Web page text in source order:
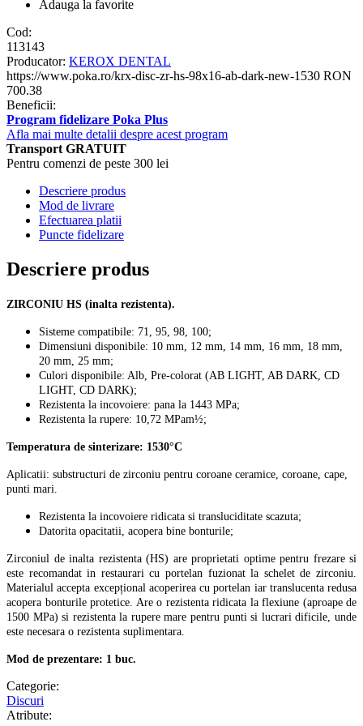
Adauga la favorite
Cod:
113143
Producator: KEROX DENTAL
https://www.poka.ro/krx-disc-zr-hs-98x16-ab-dark-new-1530 RON
700.38
Beneficii:
Program fidelizare Poka Plus
Afla mai multe detalii despre acest program
Transport GRATUIT
Pentru comenzi de peste 300 lei
Descriere produs
Mod de livrare
Efectuarea platii
Puncte fidelizare
Descriere produs
ZIRCONIU HS (inalta rezistenta).
Sisteme compatibile: 71, 95, 98, 100;
Dimensiuni disponibile: 10 mm, 12 mm, 14 mm, 16 mm, 18 mm,
20 mm, 25 mm;
Culori disponibile: Alb, Pre-colorat (AB LIGHT, AB DARK, CD
LIGHT, CD DARK);
Rezistenta la incovoiere: pana la 1443 MPa;
Rezistenta la rupere: 10,72 MPam½;
Temperatura de sinterizare: 1530°C
Aplicatii: substructuri de zirconiu pentru coroane ceramice, coroane, cape,
punti mari.
Rezistenta la incovoiere ridicata si transluciditate scazuta;
Datorita opacitatii, acopera bine bonturile;
Zirconiul de inalta rezistenta (HS) are proprietati optime pentru frezare si
este recomandat in restaurari cu portelan fuzionat la schelet de zirconiu.
Materialul accepta excepțional acoperirea cu portelan iar translucenta redusa
acopera bonturile protetice. Are o rezistenta ridicata la flexiune (aproape de
1500 MPa) si rezistenta la rupere mare pentru punti si lucrari dificile, unde
este necesara o rezistenta suplimentara.
Mod de prezentare: 1 buc.
Categorie:
Discuri
Atribute: